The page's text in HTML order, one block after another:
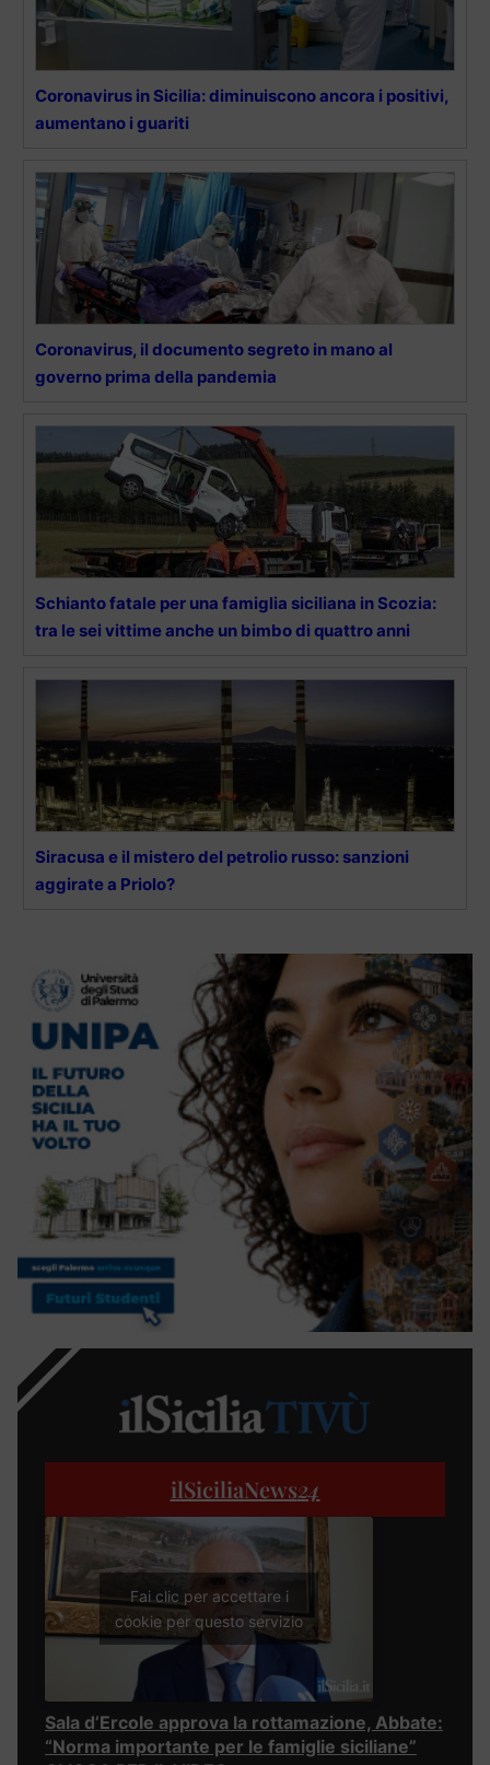
Coronavirus in Sicilia: diminuiscono ancora i positivi,
aumentano i guariti
Coronavirus, il documento segreto in mano al
governo prima della pandemia
Schianto fatale per una famiglia siciliana in Scozia:
tra le sei vittime anche un bimbo di quattro anni
Siracusa e il mistero del petrolio russo: sanzioni
aggirate a Priolo?
ilSiciliaNews24
Fai clic per accettare i
cookie per questo servizio
Sala d’Ercole approva la rottamazione, Abbate:
“Norma importante per le famiglie siciliane”